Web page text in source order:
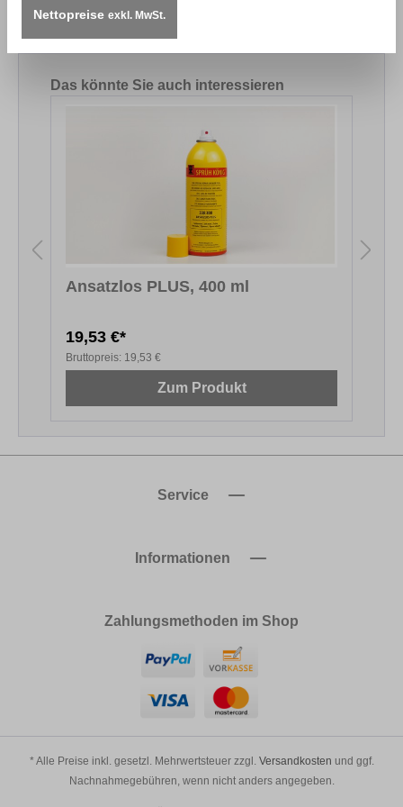
duo_royal_v2-2_de.pdf
Produktgalerie überspringen
Das könnte Sie auch interessieren
Ansatzlos PLUS, 400 ml
19,53 €*
Bruttopreis: 19,53 €
Zum Produkt
Service
Informationen
Zahlungsmethoden im Shop
* Alle Preise inkl. gesetzl. Mehrwertsteuer zzgl. Versandkosten und ggf.
Nachnahmegebühren, wenn nicht anders angegeben.
Nettopreise exkl. MwSt.